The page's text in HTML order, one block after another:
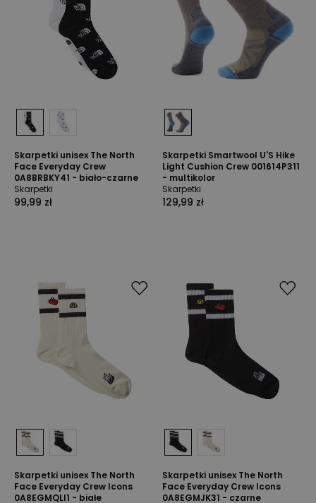
Skarpetki unisex The North
Face Everyday Crew
0A8BRBKY41 - biało-czarne
Skarpetki
99,99 zł
Skarpetki Smartwool U'S Hike
Light Cushion Crew 001614P311
- multikolor
Skarpetki
129,99 zł
Skarpetki unisex The North
Face Everyday Crew Icons
0A8EGMQLI1 - białe
Skarpetki unisex The North
Face Everyday Crew Icons
0A8EGMJK31 - czarne